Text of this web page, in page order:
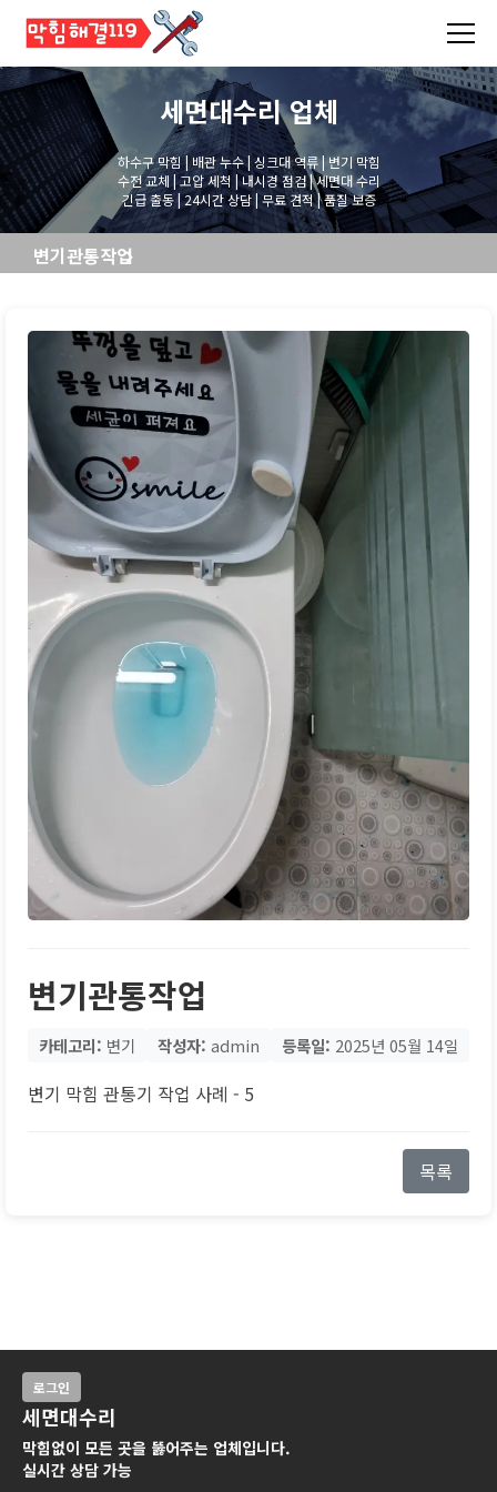
세면대수리업체
하수구 막힘 | 배관 누수 | 싱크대 역류 | 변기 막힘
수전 교체 | 고압 세척 | 내시경 점검 | 세면대 수리
긴급 출동 | 24시간 상담 | 무료 견적 | 품질 보증
변기관통작업
변기관통작업
카테고리: 변기 작성자: admin 등록일: 2025년 05월 14일
변기 막힘 관통기 작업 사례 - 5
목록
로그인
세면대수리
막힘없이 모든 곳을 뚫어주는 업체입니다.
실시간 상담 가능